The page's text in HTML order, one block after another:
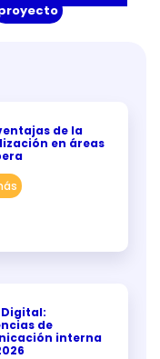
de la
en áreas
de
interna